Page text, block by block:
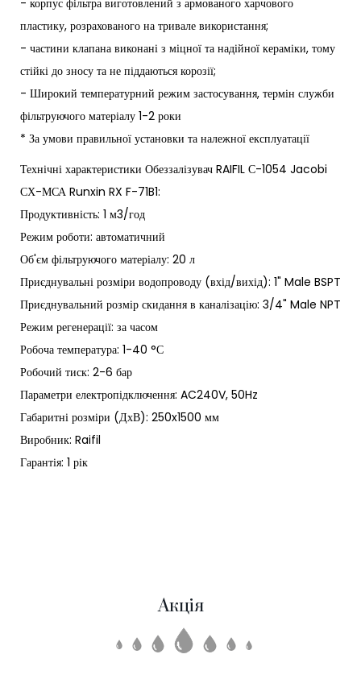
- корпус фільтра виготовлений з армованого харчового
пластику, розрахованого на тривале використання;
- частини клапана виконані з міцної та надійної кераміки, тому
стійкі до зносу та не піддаються корозії;
- Широкий температурний режим застосування, термін служби
фільтруючого матеріалу 1-2 роки
* За умови правильної установки та належної експлуатації
Технічні характеристики Обеззалізувач RAIFIL С-1054 Jacobi
СХ-МСА Runxin RX F-71B1:
Продуктивність: 1 м3/год
Режим роботи: автоматичний
Об'єм фільтруючого матеріалу: 20 л
Приєднувальні розміри водопроводу (вхід/вихід): 1" Male BSPT
Приєднувальний розмір скидання в каналізацію: 3/4" Male NPT
Режим регенерації: за часом
Робоча температура: 1-40 °С
Робочий тиск: 2-6 бар
Параметри електропідключення: AC240V, 50Hz
Габаритні розміри (ДхВ): 250x1500 мм
Виробник: Raifil
Гарантія: 1 рік
Акція